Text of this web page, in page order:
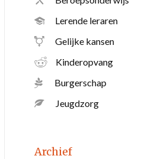
Lerende leraren
Gelijke kansen
Kinderopvang
Burgerschap
Jeugdzorg
Archief